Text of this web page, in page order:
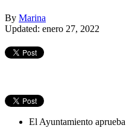
By Marina
Updated: enero 27, 2022
El Ayuntamiento